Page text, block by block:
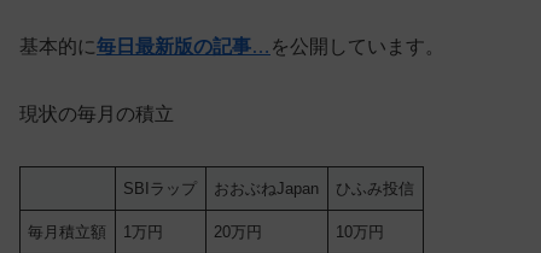
基本的に毎日最新版の記事… を公開しています。
現状の毎月の積立
SBIラップ おおぶねJapan ひふみ投信
毎月積立額 1万円 20万円 10万円